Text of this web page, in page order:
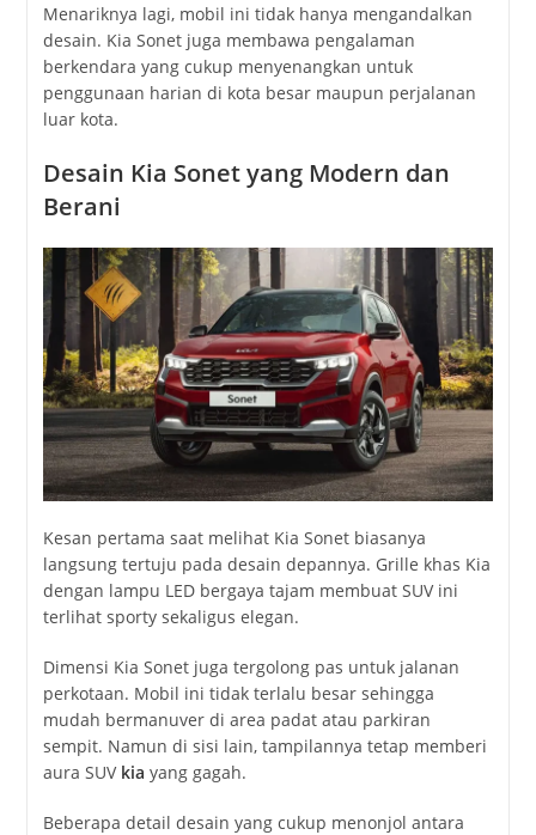
Menariknya lagi, mobil ini tidak hanya mengandalkan
desain. Kia Sonet juga membawa pengalaman
berkendara yang cukup menyenangkan untuk
penggunaan harian di kota besar maupun perjalanan
luar kota.
Desain Kia Sonet yang Modern dan
Berani
Kesan pertama saat melihat Kia Sonet biasanya
langsung tertuju pada desain depannya. Grille khas Kia
dengan lampu LED bergaya tajam membuat SUV ini
terlihat sporty sekaligus elegan.
Dimensi Kia Sonet juga tergolong pas untuk jalanan
perkotaan. Mobil ini tidak terlalu besar sehingga
mudah bermanuver di area padat atau parkiran
sempit. Namun di sisi lain, tampilannya tetap memberi
aura SUV kia yang gagah.
Beberapa detail desain yang cukup menonjol antara